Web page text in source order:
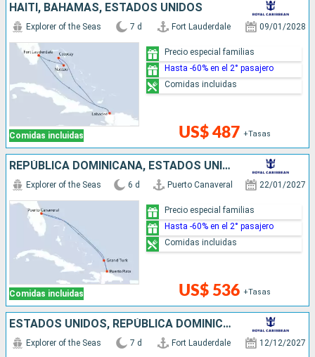
HAITI, BAHAMAS, ESTADOS UNIDOS
Comidas incluidas
Explorer of the Seas 7 d Fort Lauderdale 09/01/2028
US$ 487 +Tasas
Precio especial familias
Hasta -60% en el 2° pasajero
Comidas incluidas
REPÚBLICA DOMINICANA, ESTADOS UNIDOS
Comidas incluidas
Explorer of the Seas 6 d Puerto Canaveral 22/01/2027
US$ 536 +Tasas
Precio especial familias
Hasta -60% en el 2° pasajero
Comidas incluidas
ESTADOS UNIDOS, REPÚBLICA DOMINICANA, HAITI, BAHAMAS
Explorer of the Seas 7 d Fort Lauderdale 12/12/2027